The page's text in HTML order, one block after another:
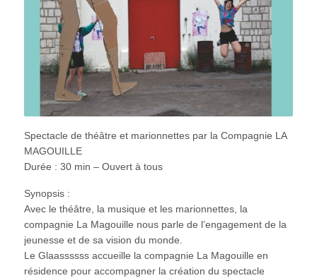
Spectacle de théâtre et marionnettes par la Compagnie LA
MAGOUILLE
Durée : 30 min – Ouvert à tous
Synopsis :
Avec le théâtre, la musique et les marionnettes, la
compagnie La Magouille nous parle de l’engagement de la
jeunesse et de sa vision du monde.
Le Glaassssss accueille la compagnie La Magouille en
résidence pour accompagner la création du spectacle